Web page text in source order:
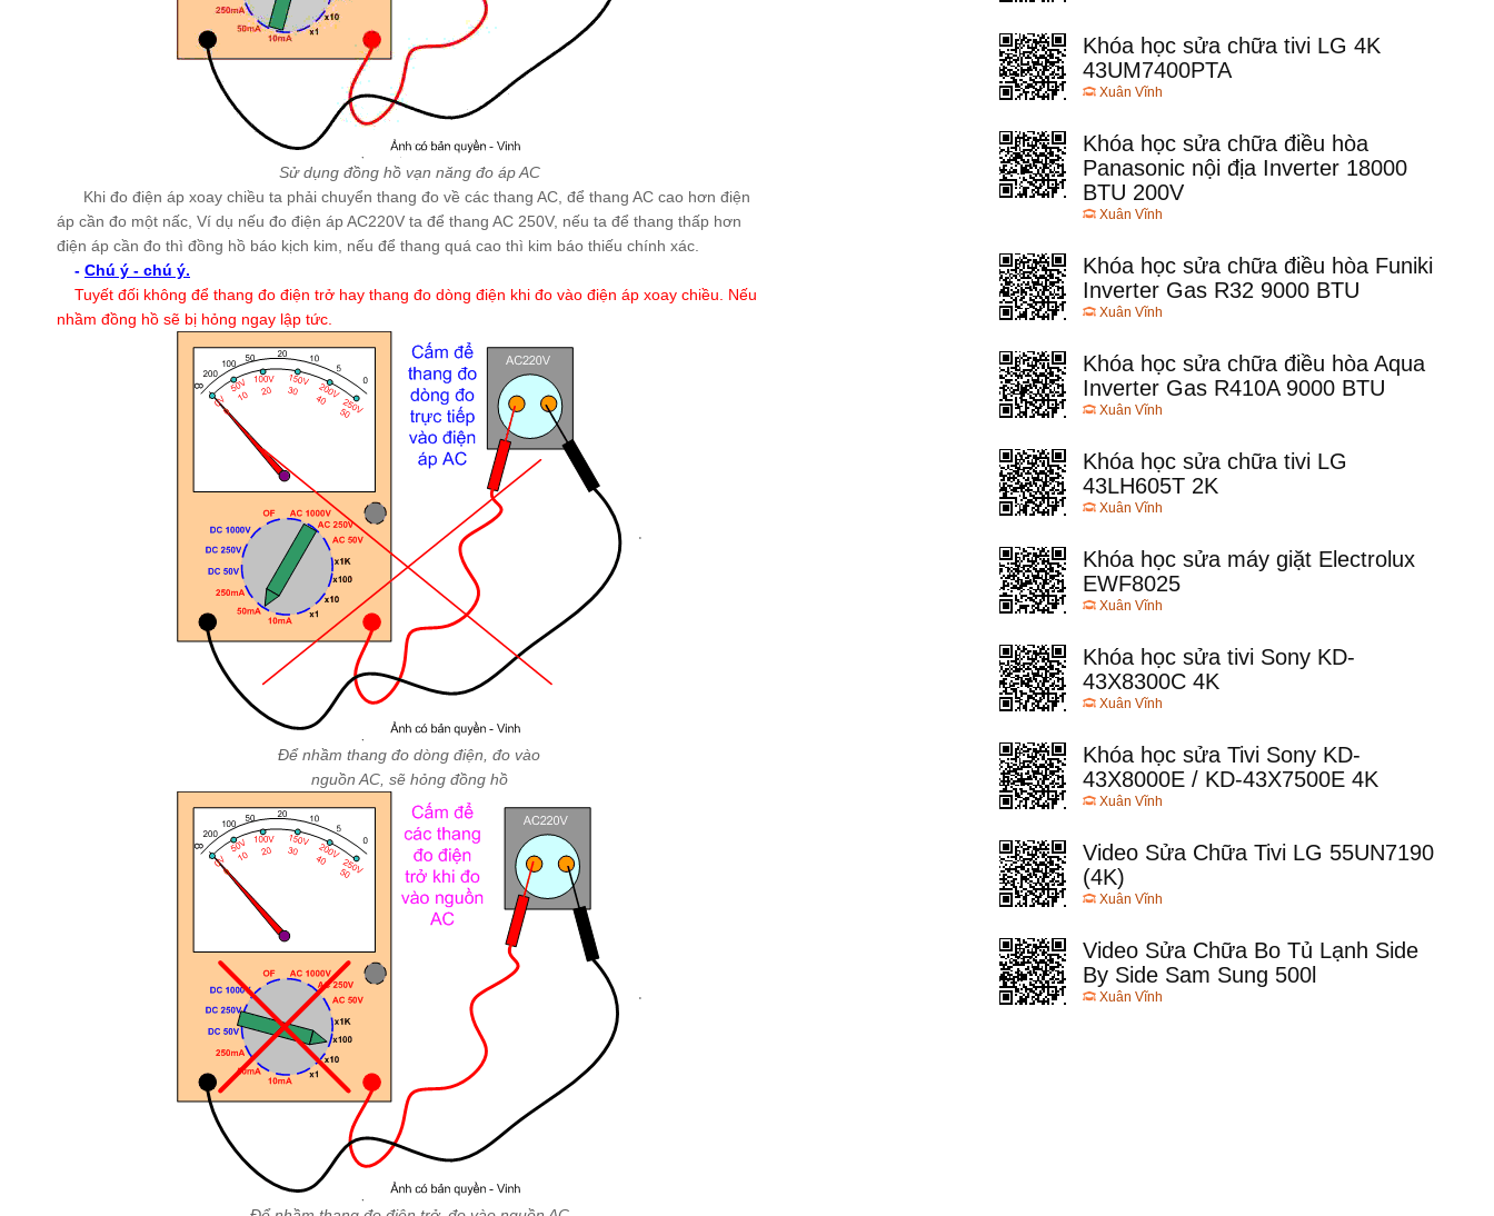
Sử dụng đồng hồ vạn năng đo áp AC
Khi đo điện áp xoay chiều ta phải chuyển thang đo về các thang AC, để thang AC cao hơn điện
áp cần đo một nấc, Ví dụ nếu đo điện áp AC220V ta để thang AC 250V, nếu ta để thang thấp hơn
điện áp cần đo thì đồng hồ báo kịch kim, nếu để thang quá cao thì kim báo thiếu chính xác.
- Chú ý - chú ý.
Tuyết đối không để thang đo điện trở hay thang đo dòng điện khi đo vào điện áp xoay chiều. Nếu
nhầm đồng hồ sẽ bị hỏng ngay lập tức.
Để nhầm thang đo dòng điện, đo vào
nguồn AC, sẽ hỏng đồng hồ
Khóa học sửa chữa tivi LG 4K
43UM7400PTA
Xuân Vĩnh
Khóa học sửa chữa điều hòa
Panasonic nội địa Inverter 18000
BTU 200V
Xuân Vĩnh
Khóa học sửa chữa điều hòa Funiki
Inverter Gas R32 9000 BTU
Xuân Vĩnh
Khóa học sửa chữa điều hòa Aqua
Inverter Gas R410A 9000 BTU
Xuân Vĩnh
Khóa học sửa chữa tivi LG
43LH605T 2K
Xuân Vĩnh
Khóa học sửa máy giặt Electrolux
EWF8025
Xuân Vĩnh
Khóa học sửa tivi Sony KD-
43X8300C 4K
Xuân Vĩnh
Khóa học sửa Tivi Sony KD-
43X8000E / KD-43X7500E 4K
Xuân Vĩnh
Video Sửa Chữa Tivi LG 55UN7190
(4K)
Xuân Vĩnh
Video Sửa Chữa Bo Tủ Lạnh Side
By Side Sam Sung 500l
Xuân Vĩnh